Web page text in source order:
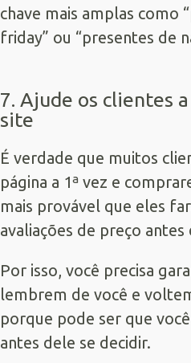
chave mais amplas como
friday” ou “presentes de
7. Ajude os clientes
site
É verdade que muitos
página a 1ª vez e
mais provável que eles
avaliações de preço
Por isso, você precisa
lembrem de você e
porque pode ser que
antes dele se decidir.